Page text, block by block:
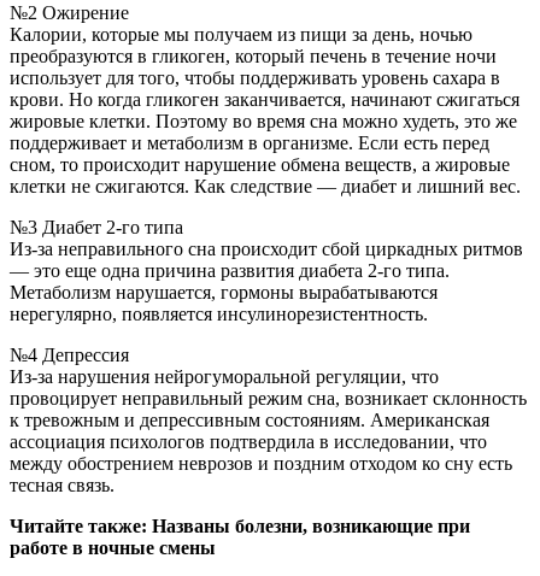
№2 Ожирение
Калории, которые мы получаем из пищи за день, ночью
преобразуются в гликоген, который печень в течение ночи
использует для того, чтобы поддерживать уровень сахара в
крови. Но когда гликоген заканчивается, начинают сжигаться
жировые клетки. Поэтому во время сна можно худеть, это же
поддерживает и метаболизм в организме. Если есть перед
сном, то происходит нарушение обмена веществ, а жировые
клетки не сжигаются. Как следствие — диабет и лишний вес.
№3 Диабет 2-го типа
Из-за неправильного сна происходит сбой циркадных ритмов
— это еще одна причина развития диабета 2-го типа.
Метаболизм нарушается, гормоны вырабатываются
нерегулярно, появляется инсулинорезистентность.
№4 Депрессия
Из-за нарушения нейрогуморальной регуляции, что
провоцирует неправильный режим сна, возникает склонность
к тревожным и депрессивным состояниям. Американская
ассоциация психологов подтвердила в исследовании, что
между обострением неврозов и поздним отходом ко сну есть
тесная связь.
Читайте также: Названы болезни, возникающие при
работе в ночные смены